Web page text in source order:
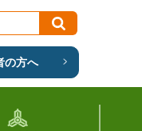
の方へ